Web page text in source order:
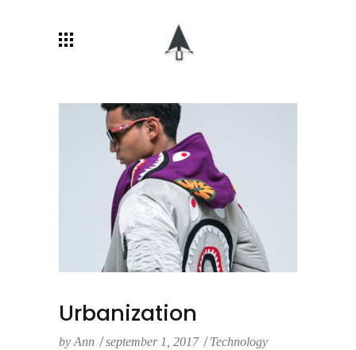
Urbanization
by Ann september 1, 2017 Technology